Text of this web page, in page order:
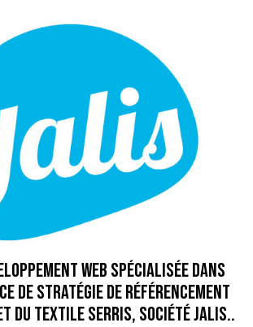
web spécialisée dans
de stratégie de référencement
du textile Serris, Société Jalis..